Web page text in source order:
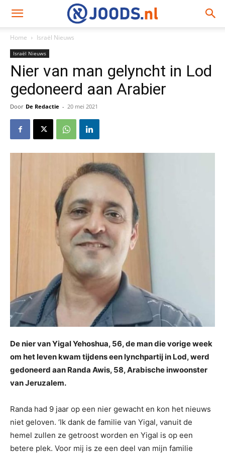
Home Israël Nieuws
Israël Nieuws
Nier van man gelyncht in Lod
gedoneerd aan Arabier
Door De Redactie - 20 mei 2021
De nier van Yigal Yehoshua, 56, de man die vorige week
om het leven kwam tijdens een lynchpartij in Lod, werd
gedoneerd aan Randa Awis, 58, Arabische inwoonster
van Jeruzalem.
Randa had 9 jaar op een nier gewacht en kon het nieuws
niet geloven. ‘Ik dank de familie van Yigal, vanuit de
hemel zullen ze getroost worden en Yigal is op een
betere plek. Voor mij is ze een deel van mijn familie